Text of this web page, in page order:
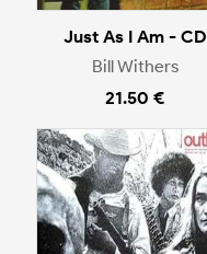
Just As I Am - CD
Bill Withers
21.50 €